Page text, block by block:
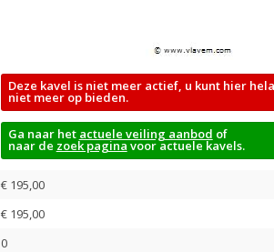
Deze kavel is niet meer actief, u kunt hier
niet meer op bieden.
Ga naar het actuele veiling aanbod of
naar de zoek paginavoor actuele kavels.
€ 195,00
€ 195,00
0